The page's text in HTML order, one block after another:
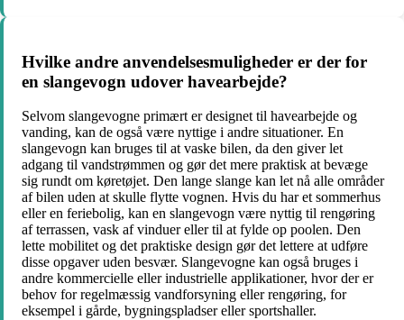
Hvilke andre anvendelsesmuligheder er der for
en slangevogn udover havearbejde?
Selvom slangevogne primært er designet til havearbejde og
vanding, kan de også være nyttige i andre situationer. En
slangevogn kan bruges til at vaske bilen, da den giver let
adgang til vandstrømmen og gør det mere praktisk at bevæge
sig rundt om køretøjet. Den lange slange kan let nå alle områder
af bilen uden at skulle flytte vognen. Hvis du har et sommerhus
eller en feriebolig, kan en slangevogn være nyttig til rengøring
af terrassen, vask af vinduer eller til at fylde op poolen. Den
lette mobilitet og det praktiske design gør det lettere at udføre
disse opgaver uden besvær. Slangevogne kan også bruges i
andre kommercielle eller industrielle applikationer, hvor der er
behov for regelmæssig vandforsyning eller rengøring, for
eksempel i gårde, bygningspladser eller sportshaller.